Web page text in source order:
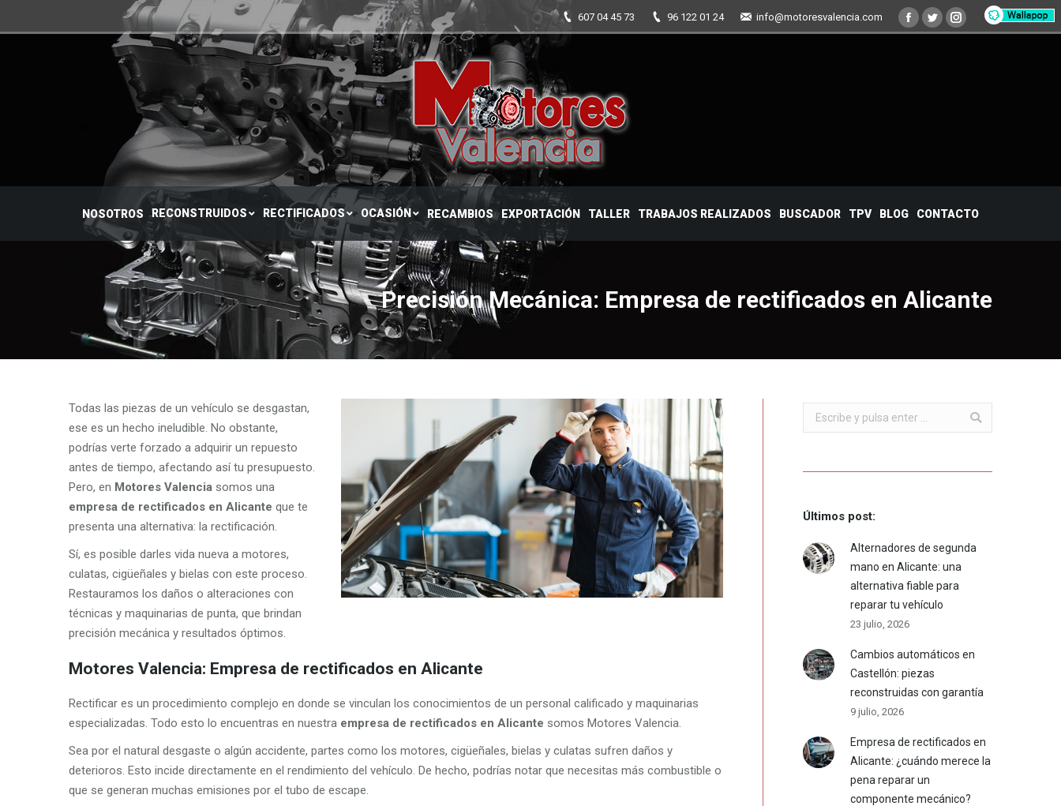
607 04 45 73 96 122 01 24 info@motoresvalencia.com
Facebook
TwitterInstagram
NOSOTROS RECONSTRUIDOS RECTIFICADOS OCASIÓN RECAMBIOS EXPORTACIÓN TALLER TRABAJOS REALIZADOS BUSCADOR TPV BLOG CONTACTO
Precisión Mecánica: Empresa de rectificados en Alicante
Todas las piezas de un vehículo se desgastan,
ese es un hecho ineludible. No obstante,
podrías verte forzado a adquirir un repuesto
antes de tiempo, afectando así tu presupuesto.
Pero, en Motores Valencia somos una
empresa de rectificados en Alicante que te
presenta una alternativa: la rectificación.
Sí, es posible darles vida nueva a motores,
culatas, cigüeñales y bielas con este proceso.
Restauramos los daños o alteraciones con
técnicas y maquinarias de punta, que brindan
precisión mecánica y resultados óptimos.
Motores Valencia: Empresa de rectificados en Alicante
Rectificar es un procedimiento complejo en donde se vinculan los conocimientos de un personal calificado y maquinarias
especializadas. Todo esto lo encuentras en nuestra empresa de rectificados en Alicante somos Motores Valencia.
Sea por el natural desgaste o algún accidente, partes como los motores, cigüeñales, bielas y culatas sufren daños y
deterioros. Esto incide directamente en el rendimiento del vehículo. De hecho, podrías notar que necesitas más combustible o
que se generan muchas emisiones por el tubo de escape.
Buscar:
Últimos post:
Alternadores de segunda
mano en Alicante: una
alternativa fiable para
reparar tu vehículo
23 julio, 2026
Cambios automáticos en
Castellón: piezas
reconstruidas con garantía
9 julio, 2026
Empresa de rectificados en
Alicante: ¿cuándo merece la
pena reparar un
componente mecánico?
NOSOTROS RECONSTRUIDOS RECTIFICADOS OCASIÓN RECAMBIOS EXPORTACIÓN TALLER TRABAJOS REALIZADOS BUSCADOR TPV BLOG CONTACTO